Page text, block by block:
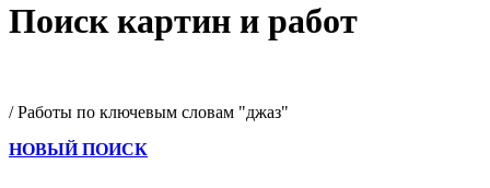
Поиск картин и работ
/ Работы по ключевым словам "джаз"
НОВЫЙ ПОИСК